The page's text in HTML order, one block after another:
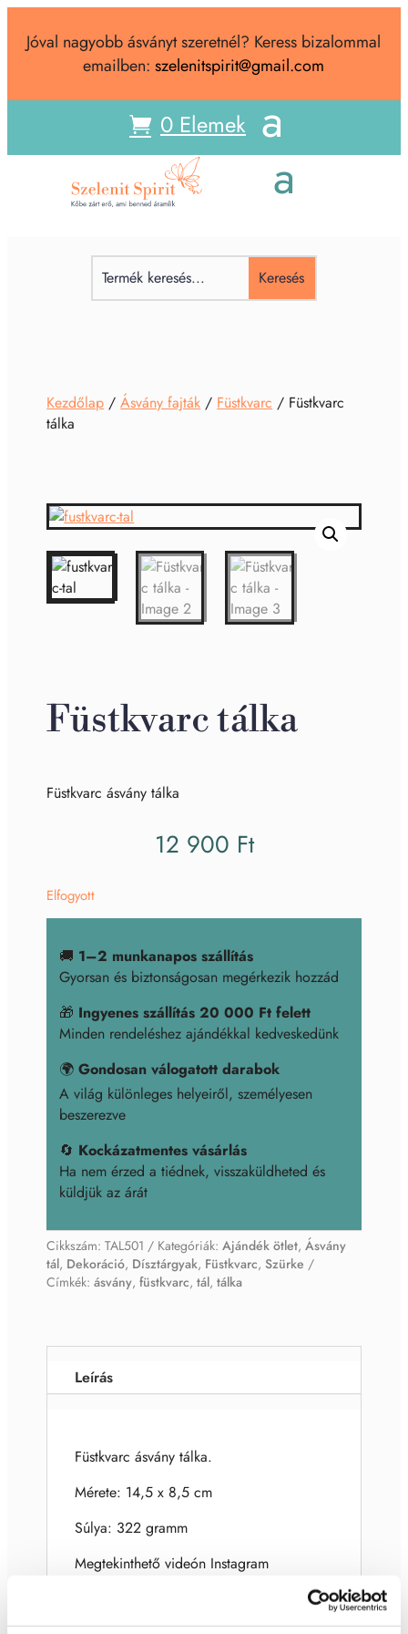
Jóval nagyobb ásványt szeretnél? Keress bizalommal
emailben: szelenitspirit@gmail.com
0 Elemek
Kezdőlap /Ásvány fajták / Füstkvarc / Füstkvarc
tálka
Füstkvarc tálka
Füstkvarc ásvány tálka
12 900 Ft
Elfogyott
🚚 1–2 munkanapos szállítás
Gyorsan és biztonságosan megérkezik hozzád
🎁 Ingyenes szállítás 20 000 Ft felett
Minden rendeléshez ajándékkal kedveskedünk
🌍Gondosan válogatott darabok
A világ különleges helyeiről, személyesen
beszerezve
🔄 Kockázatmentes vásárlás
Ha nem érzed a tiédnek, visszaküldheted és
küldjük az árát
Cikkszám:TAL501 Kategóriák:Ajándék ötlet,Ásvány
tál, Dekoráció, Dísztárgyak, Füstkvarc,Szürke
Címkék:ásvány,füstkvarc,tál,tálka
Leírás
Füstkvarc ásvány tálka.
Mérete: 14,5 x 8,5 cm
Súlya: 322 gramm
Megtekinthető videón Instagram